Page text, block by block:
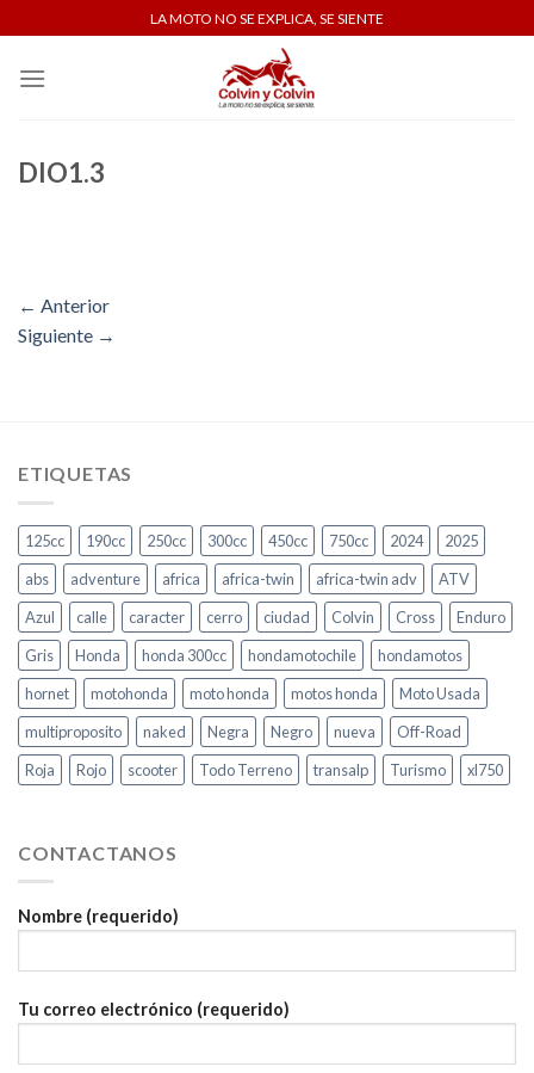
to
content
LA MOTO NO SE EXPLICA, SE SIENTE
DIO1.3
← Anterior
Siguiente →
ETIQUETAS
125cc 190cc 250cc 300cc 450cc 750cc 2024
2025
abs
adventure africa africa-twin africa-twin adv
ATV
Azul
calle caracter cerro ciudad Colvin Cross
Enduro
Gris
Honda honda 300cc hondamotochile
hondamotos
hornet
motohonda moto honda motos honda
Moto Usada
multiproposito
naked Negra Negro nueva
Off-Road
Roja
Rojo scooter Todo Terreno transalp Turismo xl750
CONTACTANOS
Nombre (requerido)
Tu correo electrónico (requerido)